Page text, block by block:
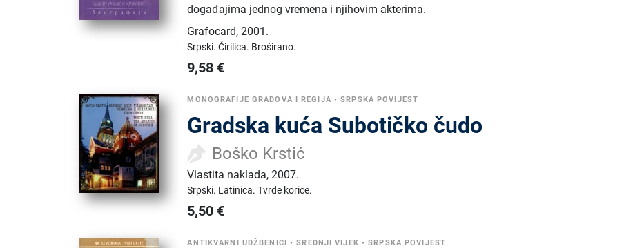
događajima jednog vremena i njihovim akterima.
Grafocard,2001.
Srpski.Ćirilica. Broširano.
9,58 €
MONOGRAFIJE GRADOVA I REGIJA •SRPSKA POVIJEST
Gradska kuća Subotičko čudo
Boško Krstić
Vlastita naklada,2007.
Srpski. Latinica.Tvrde korice.
5,50 €
ANTIKVARNI UDŽBENICI •SREDNJI VIJEK •SRPSKA POVIJEST